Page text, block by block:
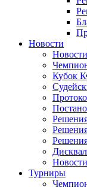
Новости
Кубок
Турниры